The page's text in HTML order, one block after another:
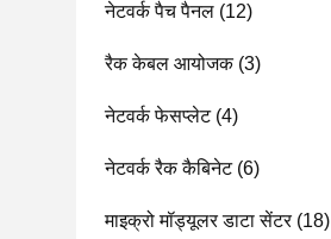
नेटवर्क पैच पैनल (12)
रैक केबल आयोजक(3)
नेटवर्क फेसप्लेट(4)
नेटवर्क रैक कैबिनेट(6)
माइक्रो मॉड्यूलर डाटा सेंटर(18)